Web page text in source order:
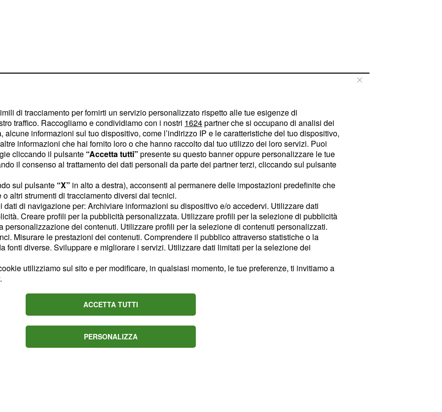
Tour de France con la
Nibaliha fatto
intervento il 31 luglio,
su strada in
in vista della Vuelta
il leader del
di classifica e senza
di migliorare la propria
la forma giusta per
ha spiegato il suo
la morte del nonno.
di tracciamento per fornirti un servizio personalizzato rispetto alle tue esigenze di
traffico. Raccogliamo e condividiamo con i nostri 1624partner che si occupano di analisi dei
informazioni sul tuo dispositivo, come l’indirizzo IP e le caratteristiche del tuo dispositivo,
informazioni che hai fornito loro o che hanno raccolto dal tuo utilizzo dei loro servizi. Puoi
cliccando il pulsante “Accetta tutti” presente su questo banner oppure personalizzare le tue
il consenso al trattamento dei dati personali da parte dei partner terzi, cliccando sul pulsante
sul pulsante “X” in alto a destra), acconsenti al permanere delle impostazioni predefinite che
altri strumenti di tracciamento diversi dai tecnici.
dati di navigazione per: Archiviare informazioni su dispositivo e/o accedervi. Utilizzare dati
Creare profili per la pubblicità personalizzata. Utilizzare profili per la selezione di pubblicità
personalizzazione dei contenuti. Utilizzare profili per la selezione di contenuti personalizzati.
Misurare le prestazioni dei contenuti. Comprendere il pubblico attraverso statistiche o la
fonti diverse. Sviluppare e migliorare i servizi. Utilizzare dati limitati per la selezione dei
utilizziamo sul sito e per modificare, in qualsiasi momento, le tue preferenze, ti invitiamo a
.
ACCETTA TUTTI
PERSONALIZZA